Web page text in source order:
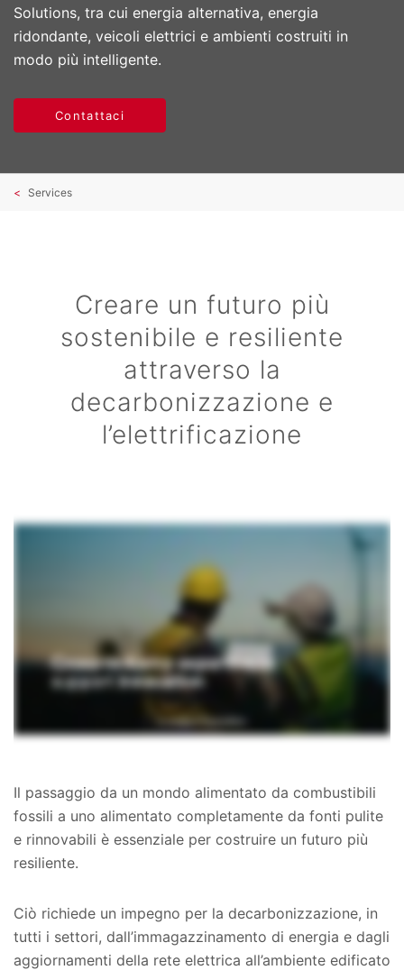
Solutions, tra cui energia alternativa, energia
ridondante, veicoli elettrici e ambienti costruiti in
modo più intelligente.
Contattaci
Services
Creare un futuro più
sostenibile e resiliente
attraverso la
decarbonizzazione e
l’elettrificazione
Il passaggio da un mondo alimentato da combustibili
fossili a uno alimentato completamente da fonti pulite
e rinnovabili è essenziale per costruire un futuro più
resiliente.
Ciò richiede un impegno per la decarbonizzazione, in
tutti i settori, dall’immagazzinamento di energia e dagli
aggiornamenti della rete elettrica all’ambiente edificato